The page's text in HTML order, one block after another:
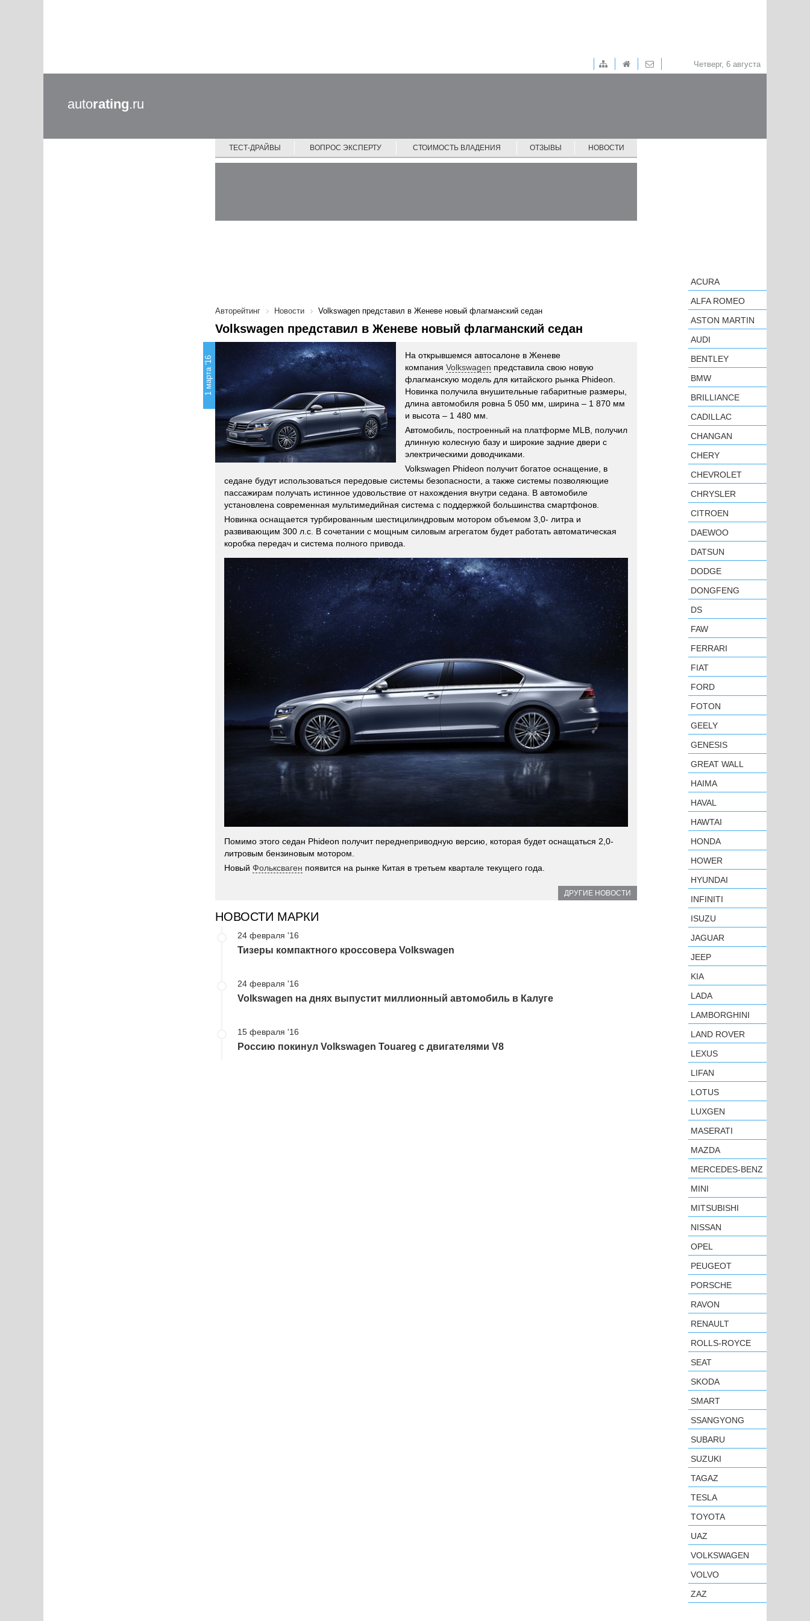
Четверг, 6 августа
autorating.ru
ТЕСТ-ДРАЙВЫ ВОПРОС ЭКСПЕРТУ СТОИМОСТЬ ВЛАДЕНИЯ ОТЗЫВЫ НОВОСТИ
Авторейтинг Новости Volkswagen представил в Женеве новый флагманский седан
Volkswagen представил в Женеве новый флагманский седан
1 марта '16
На открывшемся автосалоне в Женеве
компания Volkswagen представила свою новую
флагманскую модель для китайского рынка Phideon.
Новинка получила внушительные габаритные размеры,
длина автомобиля ровна 5 050 мм, ширина – 1 870 мм
и высота – 1 480 мм.
Автомобиль, построенный на платформе MLB, получил
длинную колесную базу и широкие задние двери с
электрическими доводчиками.
Volkswagen Phideon получит богатое оснащение, в
седане будут использоваться передовые системы безопасности, а также системы позволяющие
пассажирам получать истинное удовольствие от нахождения внутри седана. В автомобиле
установлена современная мультимедийная система с поддержкой большинства смартфонов.
Новинка оснащается турбированным шестицилиндровым мотором объемом 3,0- литра и
развивающим 300 л.с. В сочетании с мощным силовым агрегатом будет работать автоматическая
коробка передач и система полного привода.
Помимо этого седан Phideon получит переднеприводную версию, которая будет оснащаться 2,0-
литровым бензиновым мотором.
Новый Фольксваген появится на рынке Китая в третьем квартале текущего года.
ДРУГИЕ НОВОСТИ
НОВОСТИ МАРКИ
24 февраля '16
Тизеры компактного кроссовера Volkswagen
24 февраля '16
Volkswagen на днях выпустит миллионный автомобиль в Калуге
15 февраля '16
Россию покинул Volkswagen Touareg с двигателями V8
ACURA
ALFA ROMEO
ASTON MARTIN
AUDI
BENTLEY
BMW
BRILLIANCE
CADILLAC
CHANGAN
CHERY
CHEVROLET
CHRYSLER
CITROEN
DAEWOO
DATSUN
DODGE
DONGFENG
DS
FAW
FERRARI
FIAT
FORD
FOTON
GEELY
GENESIS
GREAT WALL
HAIMA
HAVAL
HAWTAI
HONDA
HOWER
HYUNDAI
INFINITI
ISUZU
JAGUAR
JEEP
KIA
LADA
LAMBORGHINI
LAND ROVER
LEXUS
LIFAN
LOTUS
LUXGEN
MASERATI
MAZDA
MERCEDES-BENZ
MINI
MITSUBISHI
NISSAN
OPEL
PEUGEOT
PORSCHE
RAVON
RENAULT
ROLLS-ROYCE
SEAT
SKODA
SMART
SSANGYONG
SUBARU
SUZUKI
TAGAZ
TESLA
TOYOTA
UAZ
VOLKSWAGEN
VOLVO
ZAZ